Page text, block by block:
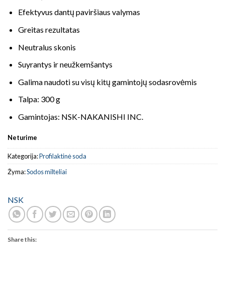
Efektyvus dantų paviršiaus valymas
Greitas rezultatas
Neutralus skonis
Suyrantys ir neužkemšantys
Galima naudoti su visų kitų gamintojų sodasrovėmis
Talpa: 300 g
Gamintojas: NSK-NAKANISHI INC.
Neturime
Kategorija:Profilaktinė soda
Žyma:Sodos milteliai
NSK
Share this: